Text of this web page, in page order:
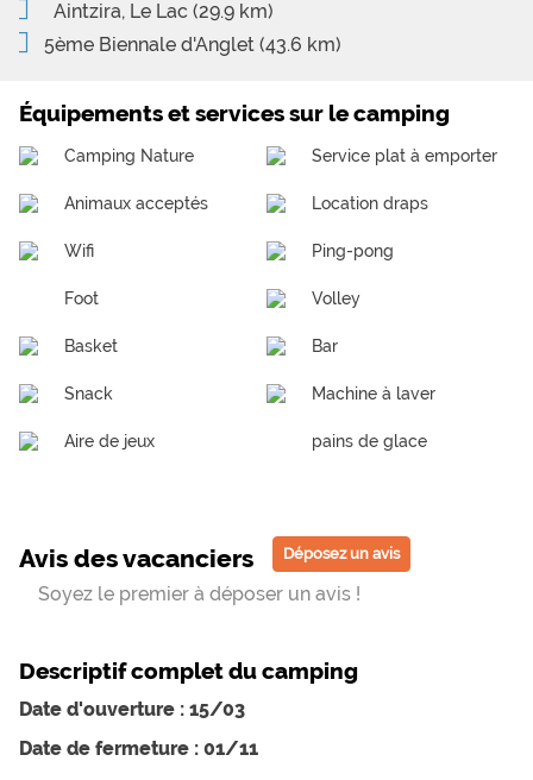
Aintzira, Le Lac (29.9 km)
5ème Biennale d'Anglet (43.6 km)
Équipements et services sur le camping
Camping Nature Service plat à emporter
Animaux acceptés Location draps
Wifi Ping-pong
Foot Volley
Basket Bar
Snack Machine à laver
Aire de jeux pains de glace
Avis des vacanciers Déposez un avis
Soyez le premier à déposer un avis !
Descriptif complet du camping
Date d'ouverture : 15/03
Date de fermeture : 01/11